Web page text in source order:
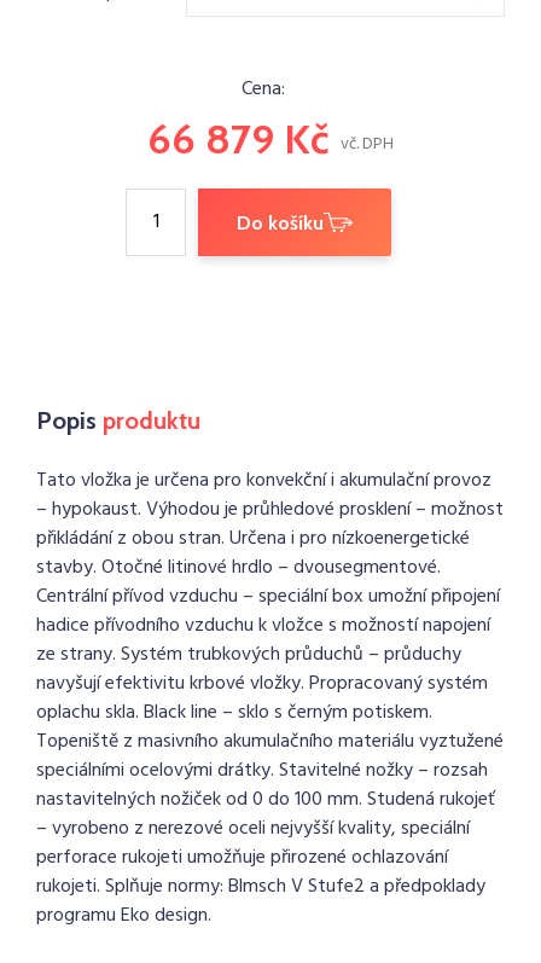
Cena:
66 879 Kč vč. DPH
Do košíku
Popis produktu
Tato vložka je určena pro konvekční i akumulační provoz
– hypokaust. Výhodou je průhledové prosklení – možnost
přikládání z obou stran. Určena i pro nízkoenergetické
stavby. Otočné litinové hrdlo – dvousegmentové.
Centrální přívod vzduchu – speciální box umožní připojení
hadice přívodního vzduchu k vložce s možností napojení
ze strany. Systém trubkových průduchů – průduchy
navyšují efektivitu krbové vložky. Propracovaný systém
oplachu skla. Black line – sklo s černým potiskem.
Topeniště z masivního akumulačního materiálu vyztužené
speciálními ocelovými drátky. Stavitelné nožky – rozsah
nastavitelných nožiček od 0 do 100 mm. Studená rukojeť
– vyrobeno z nerezové oceli nejvyšší kvality, speciální
perforace rukojeti umožňuje přirozené ochlazování
rukojeti. Splňuje normy: Blmsch V Stufe2 a předpoklady
programu Eko design.